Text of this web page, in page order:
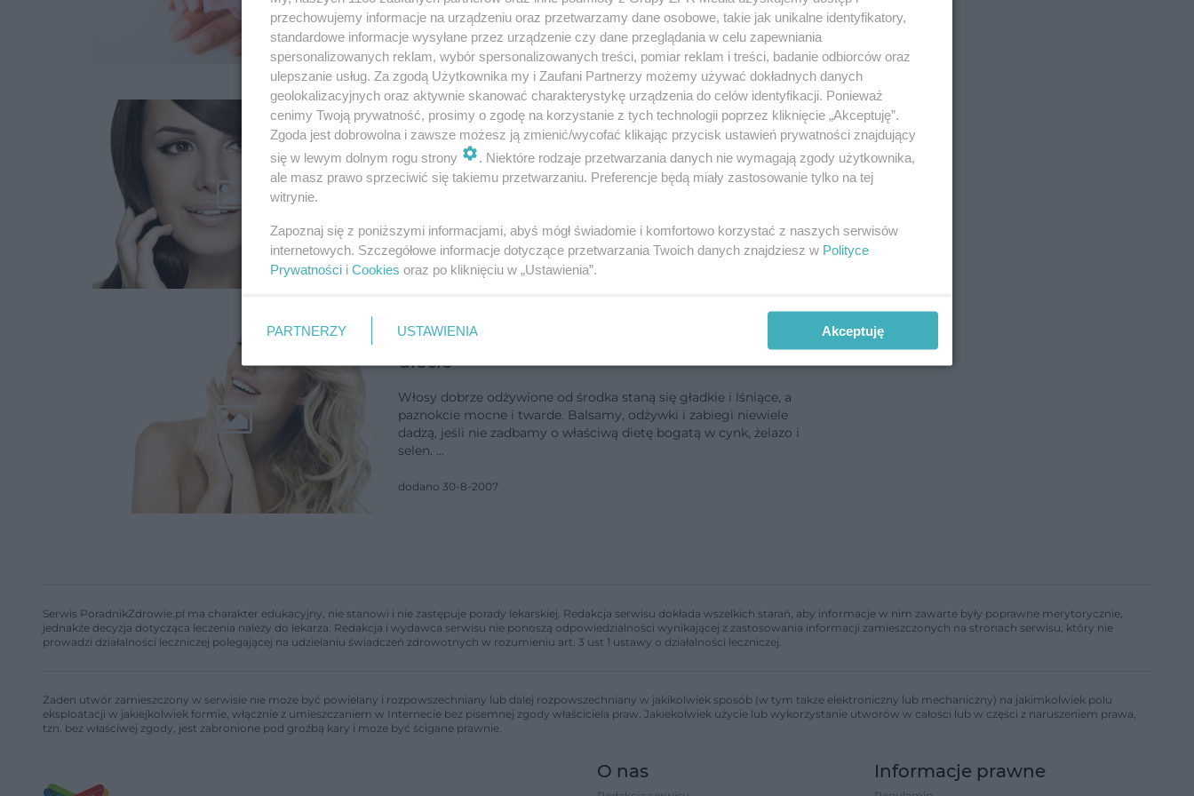
dodano 10-6-2016
Naturalne składniki odżywcze sposobem na
piękne włosy i paznokcie
Jeśli włosy straciły blask, a paznokcie łamią się, może to być znak,
że źle się odżywiasz. Zawarte w produktach spożywczych
zniszczone włosy i p…
dodano 30-6-2015
WŁOSY i PAZNOKCIE - piękne dzięki zdrowej
diecie
Włosy dobrze odżywione od środka staną się gładkie i lśniące, a
paznokcie mocne i twarde. Balsamy, odżywki i zabiegi niewiele
dadzą, jeśli nie zadbamy o właściwą dietę bogatą w cynk, żelazo i
selen. …
dodano 30-8-2007
Serwis PoradnikZdrowie.pl ma charakter edukacyjny, nie stanowi i nie zastępuje porady lekarskiej. Redakcja serwisu dokłada wszelkich starań, aby informacje w nim zawarte były poprawne merytorycznie,
jednakże decyzja dotycząca leczenia należy do lekarza. Redakcja i wydawca serwisu nie ponoszą odpowiedzialności wynikającej z zastosowania informacji zamieszczonych na stronach serwisu, który nie
prowadzi działalności leczniczej polegającej na udzielaniu świadczeń zdrowotnych w rozumieniu art. 3 ust 1 ustawy o działalności leczniczej.
Żaden utwór zamieszczony w serwisie nie może być powielany i rozpowszechniany lub dalej rozpowszechniany w jakikolwiek sposób (w tym także elektroniczny lub mechaniczny) na jakimkolwiek polu
eksploatacji w jakiejkolwiek formie, włącznie z umieszczaniem w Internecie bez pisemnej zgody właściciela praw. Jakiekolwiek użycie lub wykorzystanie utworów w całości lub w części z naruszeniem prawa,
tzn. bez właściwej zgody, jest zabronione pod groźbą kary i może być ścigane prawnie.
O nas Informacje prawne
przechowujemy informacje na urządzeniu oraz przetwarzamy dane osobowe, takie jak unikalne identyfikatory,
standardowe informacje wysyłane przez urządzenie czy dane przeglądania w celu zapewniania
spersonalizowanych reklam, wybór spersonalizowanych treści, pomiar reklam i treści, badanie odbiorców oraz
ulepszanie usług. Za zgodą Użytkownika my i Zaufani Partnerzy możemy używać dokładnych danych
geolokalizacyjnych oraz aktywnie skanować charakterystykę urządzenia do celów identyfikacji. Ponieważ
cenimy Twoją prywatność, prosimy o zgodę na korzystanie z tych technologii poprzez kliknięcie „Akceptuję”.
Zgoda jest dobrowolna i zawsze możesz ją zmienić/wycofać klikając przycisk ustawień prywatności znajdujący
się w lewym dolnym rogu strony
. Niektóre rodzaje przetwarzania danych nie wymagają zgody użytkownika,
ale masz prawo sprzeciwić się takiemu przetwarzaniu. Preferencje będą miały zastosowanie tylko na tej
witrynie.
Zapoznaj się z poniższymi informacjami, abyś mógł świadomie i komfortowo korzystać z naszych serwisów
internetowych. Szczegółowe informacje dotyczące przetwarzania Twoich danych znajdziesz w Polityce
Prywatności i Cookies oraz po kliknięciu w „Ustawienia”.
PARTNERZY USTAWIENIA Akceptuję